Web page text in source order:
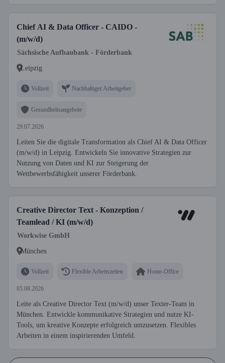
Chief AI & Data Officer - CAIDO -
(m/w/d)
Sächsische Aufbaubank - Förderbank
Leipzig
Vollzeit Nachhaltiger Arbeitgeber
Gesundheitsangebote
29.07.2026
Leiten Sie die digitale Transformation als Chief AI & Data Officer
(m/w/d) in Leipzig. Entwickeln Sie innovative Strategien zur
Nutzung von Daten und KI zur Steigerung der
Wettbewerbsfähigkeit unserer Förderbank.
Creative Director Text - Konzeption /
Teamlead / KI (m/w/d)
Workwise GmbH
München
Vollzeit Flexible Arbeitszeiten Home-Office
05.08.2026
Leite als Creative Director Text (m/w/d) unser Texter-Team in
München. Entwickle kommunikative Strategien und nutze KI-
Tools, um kreative Konzepte erfolgreich umzusetzen. Flexibles
Arbeiten in einem inspirierenden Umfeld.